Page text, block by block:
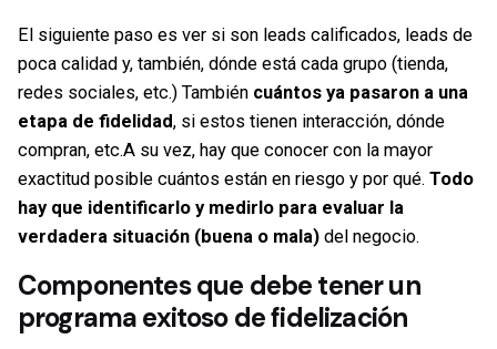
El siguiente paso es ver si son leads calificados, leads de
poca calidad y, también, dónde está cada grupo (tienda,
redes sociales, etc.) También cuántos ya pasaron a una
etapa de fidelidad, si estos tienen interacción, dónde
compran, etc.A su vez, hay que conocer con la mayor
exactitud posible cuántos están en riesgo y por qué. Todo
hay que identificarlo y medirlo para evaluar la
verdadera situación (buena o mala) del negocio.
Componentes que debe tener un
programa exitoso de fidelización